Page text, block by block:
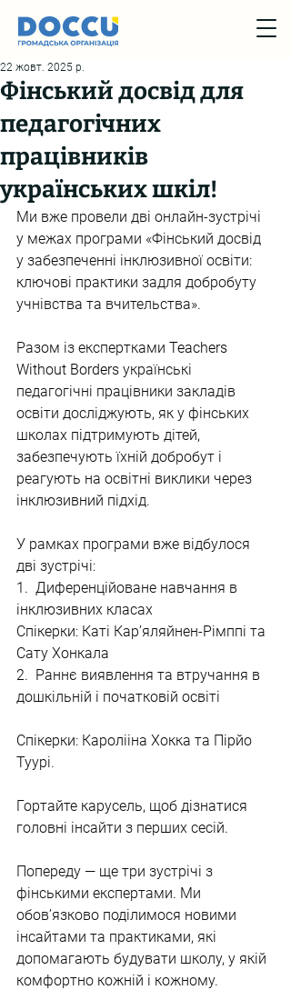
Фінський досвід для
педагогічних
працівників
українських шкіл!
22 жовт. 2025 р.
Ми вже провели дві онлайн-зустрічі
у межах програми «Фінський досвід
у забезпеченні інклюзивної освіти:
ключові практики задля добробуту
учнівства та вчительства».
Разом із експертками Teachers
Without Borders українські
педагогічні працівники закладів
освіти досліджують, як у фінських
школах підтримують дітей,
забезпечують їхній добробут і
реагують на освітні виклики через
інклюзивний підхід.
У рамках програми вже відбулося
дві зустрічі:
1.  Диференційоване навчання в
інклюзивних класах
Спікерки: Каті Кар’яляйнен-Рімппі та
Сату Хонкала
2.  Раннє виявлення та втручання в
дошкільній і початковій освіті
Спікерки: Каролііна Хокка та Пірйо
Туурі.
Гортайте карусель, щоб дізнатися
головні інсайти з перших сесій.
Попереду — ще три зустрічі з
фінськими експертами. Ми
обов’язково поділимося новими
інсайтами та практиками, які
допомагають будувати школу, у якій
комфортно кожній і кожному.